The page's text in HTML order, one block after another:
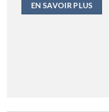
EN SAVOIR PLUS